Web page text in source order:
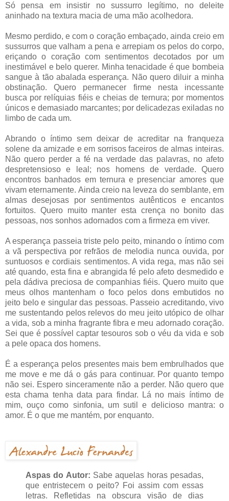
Só pensa em insistir no sussurro legítimo, no deleite
aninhado na textura macia de uma mão acolhedora.
Mesmo perdido, e com o coração embaçado, ainda creio em
sussurros que valham a pena e arrepiam os pelos do corpo,
eriçando o coração com sentimentos decotados por um
inestimável e belo querer. Minha tenacidade é que bombeia
sangue à tão abalada esperança. Não quero diluir a minha
obstinação. Quero permanecer firme nesta incessante
busca por relíquias fiéis e cheias de ternura; por momentos
únicos e demasiado marcantes; por delicadezas exiladas no
limbo de cada um.
Abrando o íntimo sem deixar de acreditar na franqueza
solene da amizade e em sorrisos faceiros de almas inteiras.
Não quero perder a fé na verdade das palavras, no afeto
despretensioso e leal; nos homens de verdade. Quero
encontros banhados em ternura e presenciar amores que
vivam eternamente. Ainda creio na leveza do semblante, em
almas desejosas por sentimentos autênticos e encantos
fortuitos. Quero muito manter esta crença no bonito das
pessoas, nos sonhos adornados com a firmeza em viver.
A esperança passeia triste pelo peito, minando o íntimo com
a vã perspectiva por refrãos de melodia nunca ouvida, por
suntuosos e cordiais sentimentos. A vida rega, mas não sei
até quando, esta fina e abrangida fé pelo afeto desmedido e
pela dádiva preciosa de companhias fiéis. Quero muito que
meus olhos mantenham o foco pelos dons embutidos no
jeito belo e singular das pessoas. Passeio acreditando, vivo
me sustentando pelos relevos do meu jeito utópico de olhar
a vida, sob a minha fragrante fibra e meu adornado coração.
Sei que é possível captar tesouros sob o véu da vida e sob
a pele opaca dos homens.
É a esperança pelos presentes mais bem embrulhados que
me move e me dá o gás para continuar. Por quanto tempo
não sei. Espero sinceramente não a perder. Não quero que
esta chama tenha data para findar. Lá no mais íntimo de
mim, ouço como sinfonia, um sutil e delicioso mantra: o
amor. É o que me mantém, por enquanto.
Aspas do Autor: Sabe aquelas horas pesadas,
que entristecem o peito? Foi assim com essas
letras. Refletidas na obscura visão de dias